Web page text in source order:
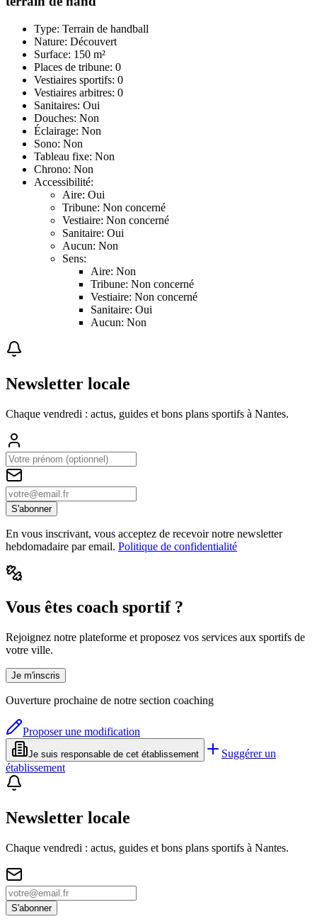
Type: Terrain de handball
Nature: Découvert
Surface: 150 m²
Places de tribune: 0
Vestiaires sportifs: 0
Vestiaires arbitres: 0
Sanitaires: Oui
Douches: Non
Éclairage: Non
Sono: Non
Tableau fixe: Non
Chrono: Non
Accessibilité:
Aire: Oui
Tribune: Non concerné
Vestiaire: Non concerné
Sanitaire: Oui
Aucun: Non
Sens:
Aire: Non
Tribune: Non concerné
Vestiaire: Non concerné
Sanitaire: Oui
Aucun: Non
Newsletter locale
Chaque vendredi : actus, guides et bons plans sportifs à Nantes.
S'abonner
En vous inscrivant, vous acceptez de recevoir notre newsletter
hebdomadaire par email. Politique de confidentialité
Vous êtes coach sportif ?
Rejoignez notre plateforme et proposez vos services aux sportifs de
votre ville.
Je m'inscris
Ouverture prochaine de notre section coaching
Proposer une modification
Je suis responsable de cet établissement
Suggérer un
établissement
Newsletter locale
Chaque vendredi : actus, guides et bons plans sportifs à Nantes.
S'abonner